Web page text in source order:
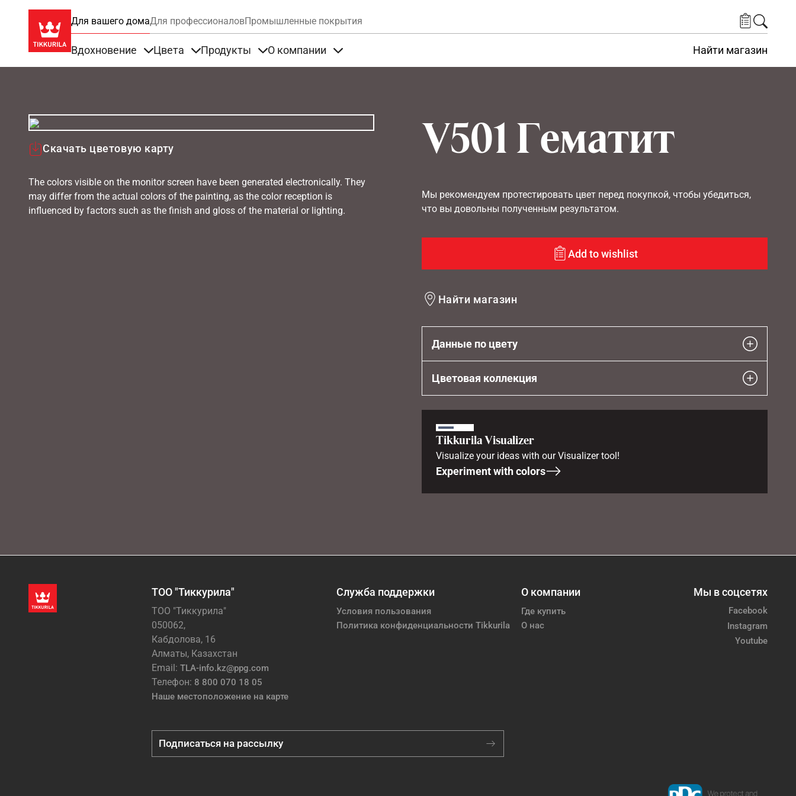
Для вашего домаДля профессионаловПромышленные покрытия
Вдохновение Цвета Продукты О компании Найти магазин
V501 Гематит
Скачать цветовую карту
The colors visible on the monitor screen have been generated electronically. They
may differ from the actual colors of the painting, as the color reception is
influenced by factors such as the finish and gloss of the material or lighting.
Мы рекомендуем протестировать цвет перед покупкой, чтобы убедиться,
что вы довольны полученным результатом.
Add to wishlist
Найти магазин
Данные по цвету
Цветовая коллекция
Tikkurila Visualizer
Visualize your ideas with our Visualizer tool!
Experiment with colors
ТОО "Тиккурила"
ТОО "Тиккурила"
050062,
Кабдолова, 16
Алматы, Казахстан
Email: TLA-info.kz@ppg.com
Телефон: 8 800 070 18 05
Наше местоположение на карте
Служба поддержки
Условия пользования
Политика конфиденциальности Tikkurila
О компании
Где купить
О нас
Мы в соцсетях
Facebook
Instagram
Youtube
Подписаться на рассылку